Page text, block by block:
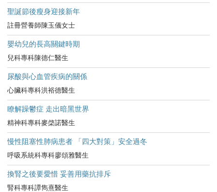
聖誕節後瘦身迎接新年
註冊營養師陳玉儀女士
嬰幼兒的長高關鍵時期
兒科專科陳德仁醫生
尿酸與心血管疾病的關係
心臟科專科洪裕德醫生
瞭解躁鬱症 走出暗黑世界
精神科專科麥棨諾醫生
慢性阻塞性肺病患者 「四大對策」安全過冬
呼吸系統科專科廖頌雅醫生
換腎之後要愛惜 妥善用藥抗排斥
腎科專科譚雋熹醫生